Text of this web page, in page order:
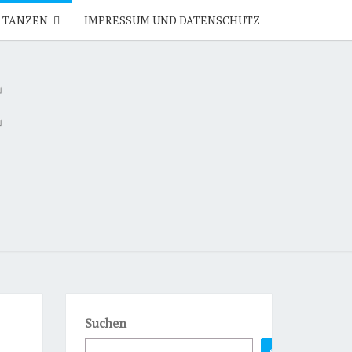
TANZEN IMPRESSUM UND DATENSCHUTZ
Suchen